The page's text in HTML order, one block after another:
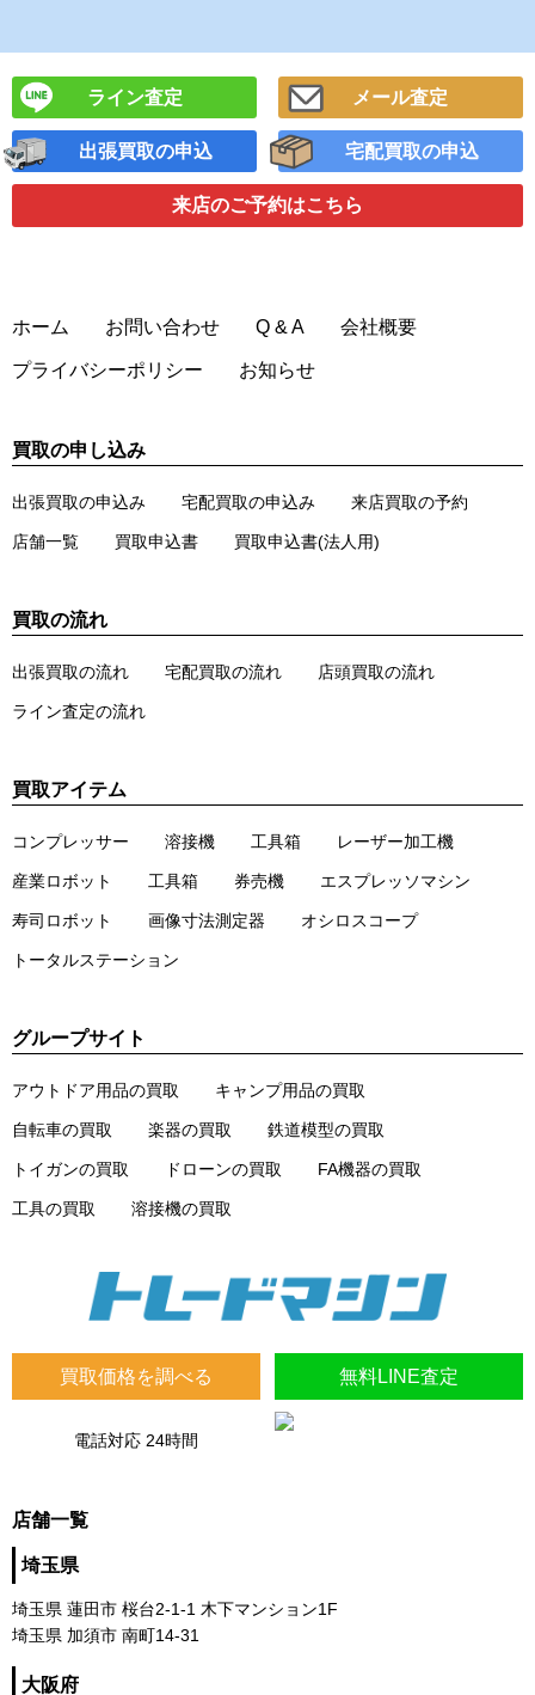
ライン査定 メール査定
出張買取の申込 宅配買取の申込
来店のご予約はこちら
買取価格を調べる 無料LINE査定
電話対応 24時間
店舗一覧
埼玉県
埼玉県 蓮田市 桜台2-1-1 木下マンション1F
埼玉県 加須市 南町14-31
大阪府
ホーム お問い合わせ Q & A 会社概要
プライバシーポリシー お知らせ
買取の申し込み
出張買取の申込み 宅配買取の申込み 来店買取の予約
店舗一覧 買取申込書 買取申込書(法人用)
買取の流れ
出張買取の流れ 宅配買取の流れ 店頭買取の流れ
ライン査定の流れ
買取アイテム
コンプレッサー 溶接機 工具箱 レーザー加工機
産業ロボット 工具箱 券売機 エスプレッソマシン
寿司ロボット 画像寸法測定器 オシロスコープ
トータルステーション
グループサイト
アウトドア用品の買取 キャンプ用品の買取
自転車の買取 楽器の買取 鉄道模型の買取
トイガンの買取 ドローンの買取 FA機器の買取
工具の買取 溶接機の買取